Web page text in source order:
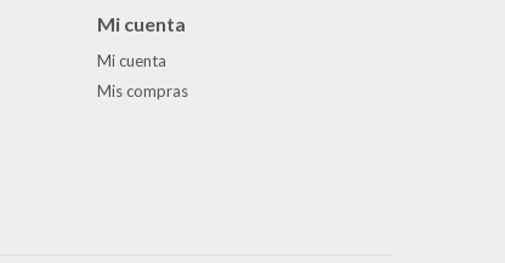
Mi cuenta
Mi cuenta
Mis compras